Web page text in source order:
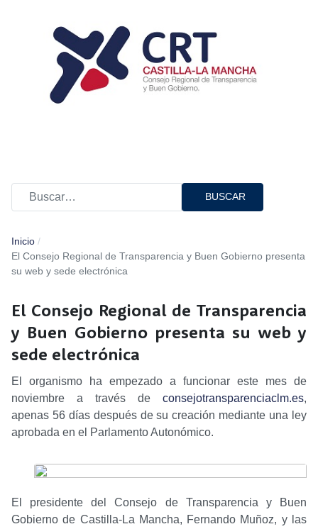
BUSCAR
Inicio
El Consejo Regional de Transparencia y Buen Gobierno presenta
su web y sede electrónica
El Consejo Regional de Transparencia
y Buen Gobierno presenta su web y
sede electrónica
El organismo ha empezado a funcionar este mes de
noviembre a través de consejotransparenciaclm.es,
apenas 56 días después de su creación mediante una ley
aprobada en el Parlamento Autonómico.
El presidente del Consejo de Transparencia y Buen
Gobierno de Castilla-La Mancha, Fernando Muñoz, y las